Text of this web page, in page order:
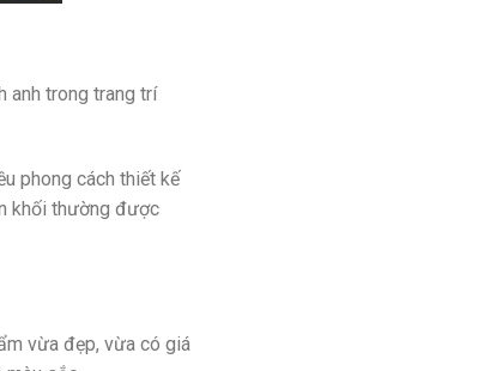
anh trong trang trí
phong cách thiết kế
khối thường được
vừa đẹp, vừa có giá